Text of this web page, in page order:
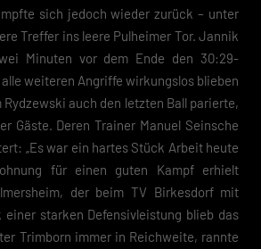
sich jedoch wieder zurück – unter
Treffer ins leere Pulheimer Tor. Jannik
Minuten vor dem Ende den 30:29-
weiteren Angriffe wirkungslos blieben
Rydzewski auch den letzten Ball parierte,
Gäste. Deren Trainer Manuel Seinsche
„Es war ein hartes Stück Arbeit heute
für einen guten Kampf erhielt
der beim TV Birkesdorf mit
einer starken Defensivleistung blieb das
Trimborn immer in Reichweite, rannte